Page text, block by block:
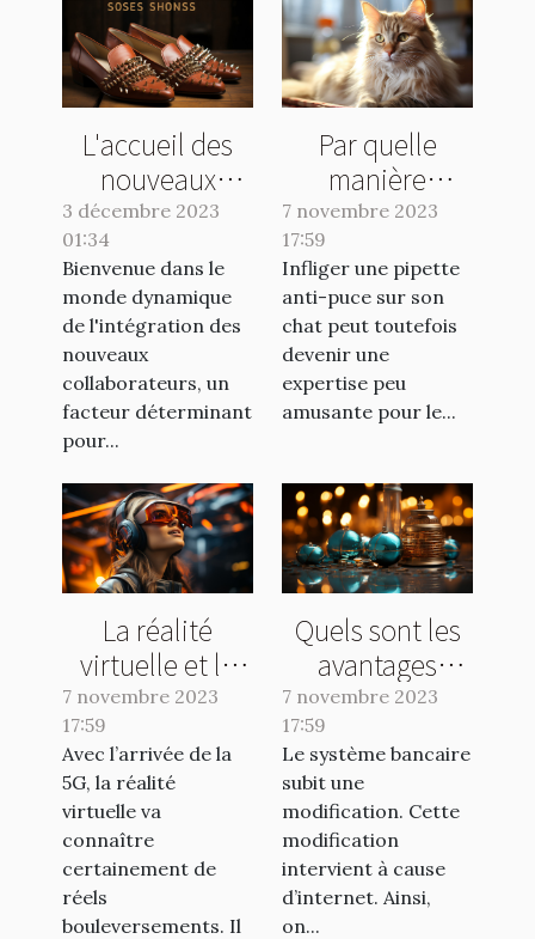
L'accueil des
nouveaux
collaborateurs :
clé de la
réussite
3 décembre 2023
01:34
Bienvenue dans le
monde dynamique
de l'intégration des
nouveaux
collaborateurs, un
facteur déterminant
pour...
Par quelle
manière
appliquer une
pipette anti-
puce à son
chat ?
7 novembre 2023
17:59
Infliger une pipette
anti-puce sur son
chat peut toutefois
devenir une
expertise peu
amusante pour le...
La réalité
virtuelle et la
5G : ce qu’il faut
comprendre !
7 novembre 2023
17:59
Avec l’arrivée de la
5G, la réalité
virtuelle va
connaître
certainement de
réels
bouleversements. Il
Quels sont les
avantages
d’une banque
en ligne ?
7 novembre 2023
17:59
Le système bancaire
subit une
modification. Cette
modification
intervient à cause
d’internet. Ainsi,
on...